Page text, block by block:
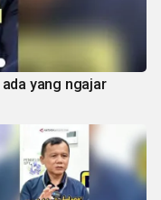
yang ngajar